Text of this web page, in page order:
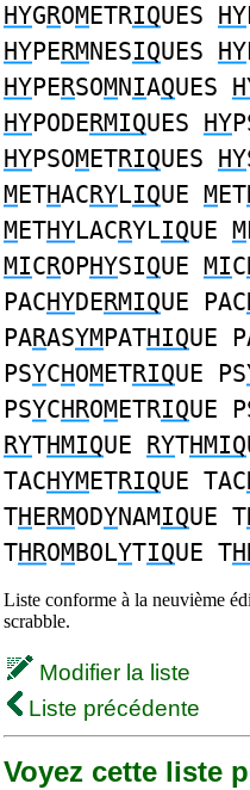
HYGROMETRIQUES HY
HYPERMNESIQUES HY
HYPERSOMNIAQUES
HYPODERMIQUES HY
HYPSOMETRIQUES HY
METHACRYLIQUE MET
METHYLACRYLIQUE M
MICROPHYSIQUE MIC
PACHYDERMIQUE PAC
PARASYMPATHIQUE
PSYCHOMETRIQUE PS
PSYCHROMETRIQUE
RYTHMIQUE RYTHMIQ
TACHYMETRIQUE TAC
THERMODYNAMIQUE T
THROMBOLYTIQUE T
Liste conforme à la neuvième
scrabble.
Modifier la liste
Liste précédente
Voyez cette liste